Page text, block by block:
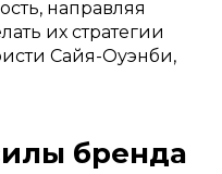
направляя
их стратегии
Сайя-Оуэнби,
бренда